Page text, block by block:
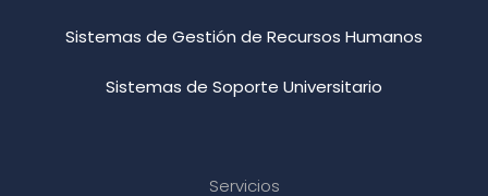
Sistemas de Gestión de Recursos Humanos
Sistemas de Soporte Universitario
Servicios